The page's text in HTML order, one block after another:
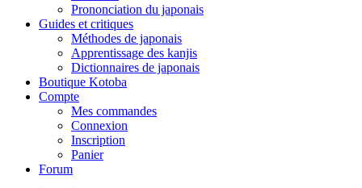
Prononciation du japonais
Guides et critiques
Méthodes de japonais
Apprentissage des kanjis
Dictionnaires de japonais
Boutique Kotoba
Compte
Mes commandes
Connexion
Inscription
Panier
Forum